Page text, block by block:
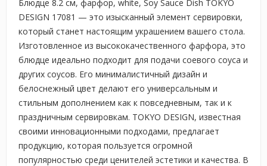
Блюдце 8.2 см, фарфор, white, Soy Sauce Dish TOKYO
DESIGN 17081 — это изысканный элемент сервировки,
который станет настоящим украшением вашего стола.
Изготовленное из высококачественного фарфора, это
блюдце идеально подходит для подачи соевого соуса и
других соусов. Его минималистичный дизайн и
белоснежный цвет делают его универсальным и
стильным дополнением как к повседневным, так и к
праздничным сервировкам. TOKYO DESIGN, известная
своими инновационными подходами, предлагает
продукцию, которая пользуется огромной
популярностью среди ценителей эстетики и качества. В